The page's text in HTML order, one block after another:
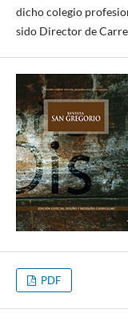
dicho colegio
sido Director de
PDF